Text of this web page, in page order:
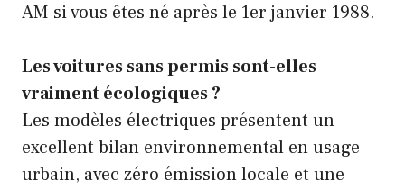
AM si vous êtes né après le 1er janvier 1988.
Les voitures sans permis sont-elles
vraiment écologiques ?
Les modèles électriques présentent un
excellent bilan environnemental en usage
urbain, avec zéro émission locale et une